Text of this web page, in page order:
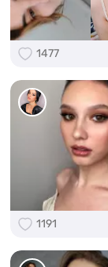
1477
1191